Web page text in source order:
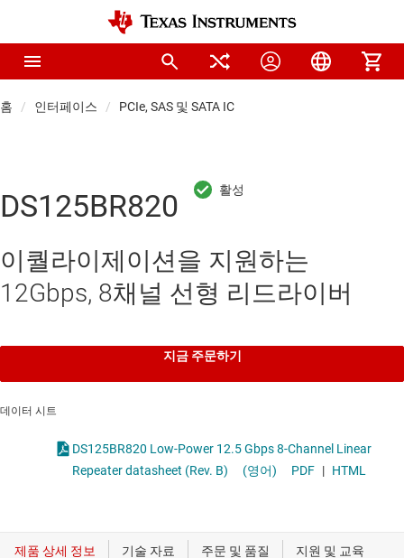
홈 인터페이스 PCIe, SAS 및 SATA IC
DS125BR820
이퀄라이제이션을 지원하는
12Gbps, 8채널 선형 리드라이버
지금 주문하기
데이터 시트
DS125BR820 Low-Power 12.5 Gbps 8-Channel Linear
Repeater datasheet (Rev. B)
(영어) PDF | HTML